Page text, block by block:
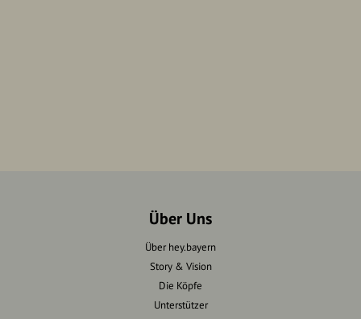
Über Uns
Über hey.bayern
Story & Vision
Die Köpfe
Unterstützer